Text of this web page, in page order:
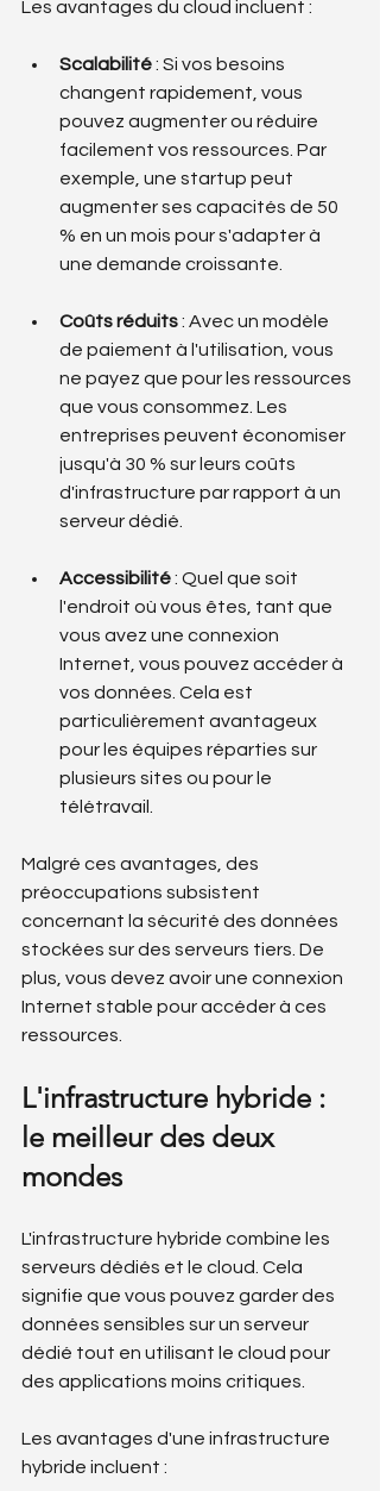
Les avantages du cloud incluent :
Scalabilité : Si vos besoins
changent rapidement, vous
pouvez augmenter ou réduire
facilement vos ressources. Par
exemple, une startup peut
augmenter ses capacités de 50
% en un mois pour s'adapter à
une demande croissante.
Coûts réduits : Avec un modèle
de paiement à l'utilisation, vous
ne payez que pour les ressources
que vous consommez. Les
entreprises peuvent économiser
jusqu'à 30 % sur leurs coûts
d'infrastructure par rapport à un
serveur dédié.
Accessibilité : Quel que soit
l'endroit où vous êtes, tant que
vous avez une connexion
Internet, vous pouvez accéder à
vos données. Cela est
particulièrement avantageux
pour les équipes réparties sur
plusieurs sites ou pour le
télétravail.
Malgré ces avantages, des
préoccupations subsistent
concernant la sécurité des données
stockées sur des serveurs tiers. De
plus, vous devez avoir une connexion
Internet stable pour accéder à ces
ressources.
L'infrastructure hybride :
le meilleur des deux
mondes
L'infrastructure hybride combine les
serveurs dédiés et le cloud. Cela
signifie que vous pouvez garder des
données sensibles sur un serveur
dédié tout en utilisant le cloud pour
des applications moins critiques.
Les avantages d'une infrastructure
hybride incluent :